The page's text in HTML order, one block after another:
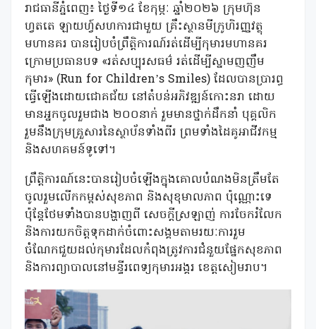
រាជធានីភ្នំពេញ៖ ថ្ងៃទី១៤ ខែកុម្ភៈ ឆ្នាំ២០២៦ ក្រុមហ៊ុន
ហ្វតតេ ឡាយហ្វ៍សហការជាមួយ គ្រឹះស្ថានមីក្រូហិរញ្ញវត្ថុ
មហានគរ បានរៀបចំព្រឹត្តិការណ៍រត់ដើម្បីកុមារមហានគរ
ក្រោមប្រធានបទ «រត់សប្បុរសធម៌ រត់ដើម្បីស្នាមញញឹម
កុមារ» (Run for Children’s Smiles) ដែលបានប្រារព្ធ
ធ្វើឡើងដោយជោគជ័យ នៅតំបន់អភិវឌ្ឍន៍កោះនរា ដោយ
មានអ្នកចូលរួមជាង ២០០នាក់ រួមមានថ្នាក់ដឹកនាំ បុគ្គលិក
រួមនឹងក្រុមគ្រួសារនៃស្ថាប័នទាំងពីរ ព្រមទាំងដៃគូអាជីវកម្ម
និងសហគមន៍ទូទៅ។
ព្រឹត្តិការណ៍នេះបានរៀបចំឡើងក្នុងគោលបំណងមិនត្រឹមតែ
ចូលរួមលើកកម្ពស់សុខភាព និងសុខុមាលភាព ប៉ុណ្ណោះទេ
ប៉ុន្តែថែមទាំងបានបង្ហាញពី សេចក្តីស្រឡាញ់ ការចែករំលែក
និងការយកចិត្តទុកដាក់ចំពោះសង្គមតាមរយៈការរួម
ចំណែកជួយដល់កុមារដែលកំពុងត្រូវការជំនួយផ្នែកសុខភាព
និងការព្យាបាលនៅមន្ទីរពេទ្យកុមារអង្គរ ខេត្តសៀមរាប។